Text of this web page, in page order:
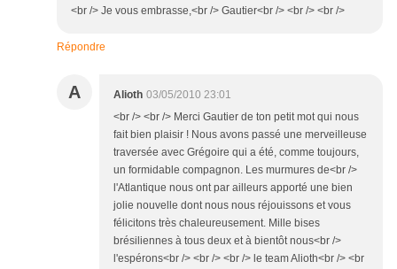
<br /> Je vous embrasse,<br /> Gautier<br /> <br /> <br />
Répondre
A Alioth 03/05/2010 23:01
<br /> <br /> Merci Gautier de ton petit mot qui nous
fait bien plaisir ! Nous avons passé une merveilleuse
traversée avec Grégoire qui a été, comme toujours,
un formidable compagnon. Les murmures de<br />
l'Atlantique nous ont par ailleurs apporté une bien
jolie nouvelle dont nous nous réjouissons et vous
félicitons très chaleureusement. Mille bises
brésiliennes à tous deux et à bientôt nous<br />
l'espérons<br /> <br /> <br /> le team Alioth<br /> <br